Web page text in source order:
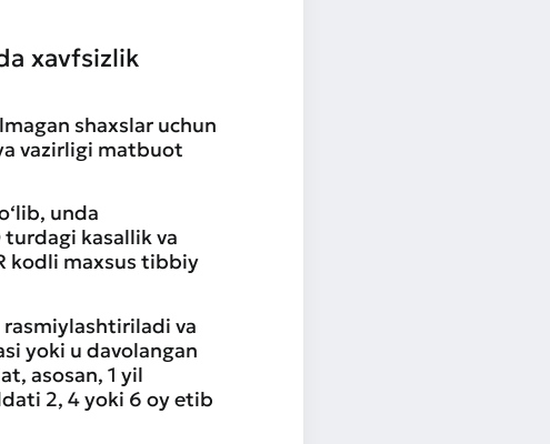
xavfsizlik
shaxslar uchun
vazirligi matbuot
unda
kasallik va
kodli maxsus tibbiy
va
yoki u davolangan
asosan, 1 yil
2, 4 yoki 6 oy etib